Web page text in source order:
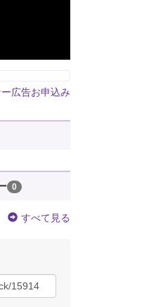
広告お申込み
0
すべて見る